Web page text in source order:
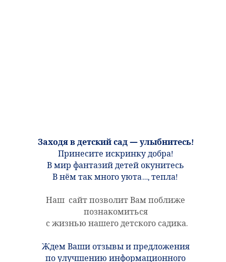
Заходя в детский сад — улыбнитесь!
Принесите искринку добра!
В мир фантазий детей окунитесь
В нём так много уюта…, тепла!
Наш сайт позволит Вам поближе
познакомиться
с жизнью нашего детского садика.
Ждем Ваши отзывы и предложения
по улучшению информационного